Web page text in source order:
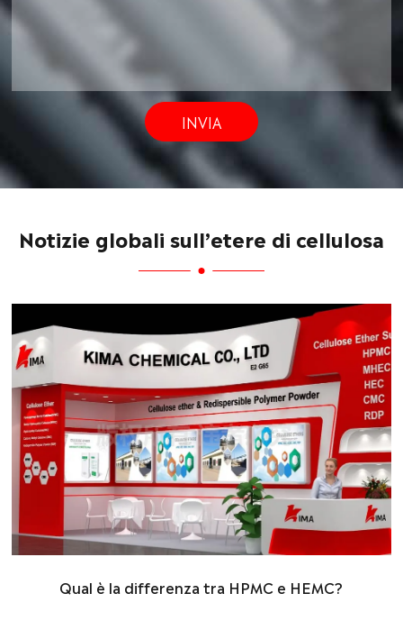
INVIA
Notizie globali sull’etere di cellulosa
Qual è la differenza tra HPMC e HEMC?